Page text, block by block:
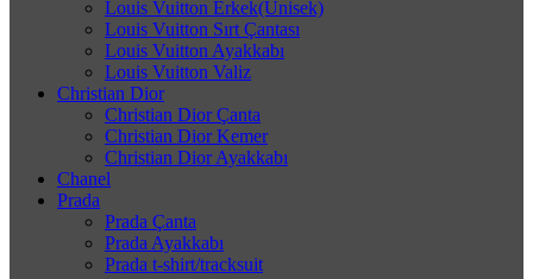
Louis Vuitton Erkek(Unisek)
Louis Vuitton Sırt Çantası
Louis Vuitton Ayakkabı
Louis Vuitton Valiz
Christian Dior
Christian Dior Çanta
Christian Dior Kemer
Christian Dior Ayakkabı
Chanel
Prada
Prada Çanta
Prada Ayakkabı
Prada t-shirt/tracksuit